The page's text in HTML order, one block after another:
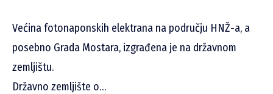
Većina fotonaponskih elektrana na području HNŽ-a, a
posebno Grada Mostara, izgrađena je na državnom
zemljištu.
Državno zemljište o…